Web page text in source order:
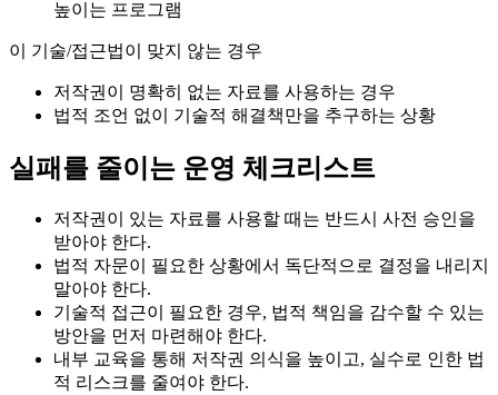
높이는 프로그램
이 기술/접근법이 맞지 않는 경우
저작권이 명확히 없는 자료를 사용하는 경우
법적 조언 없이 기술적 해결책만을 추구하는 상황
실패를 줄이는 운영 체크리스트
저작권이 있는 자료를 사용할 때는 반드시 사전 승인을
받아야 한다.
법적 자문이 필요한 상황에서 독단적으로 결정을 내리지
말아야 한다.
기술적 접근이 필요한 경우, 법적 책임을 감수할 수 있는
방안을 먼저 마련해야 한다.
내부 교육을 통해 저작권 의식을 높이고, 실수로 인한 법
적 리스크를 줄여야 한다.